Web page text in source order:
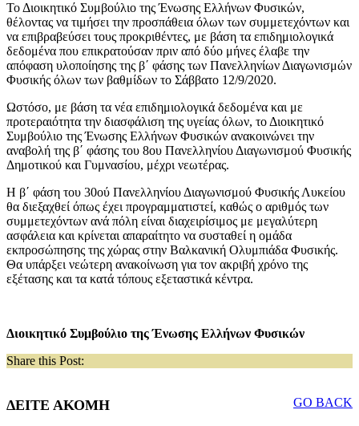
Το Διοικητικό Συμβούλιο της Ένωσης Ελλήνων Φυσικών,
θέλοντας να τιμήσει την προσπάθεια όλων των συμμετεχόντων και
να επιβραβεύσει τους προκριθέντες, με βάση τα επιδημιολογικά
δεδομένα που επικρατούσαν πριν από δύο μήνες έλαβε την
απόφαση υλοποίησης της β΄ φάσης των Πανελληνίων Διαγωνισμών
Φυσικής όλων των βαθμίδων το Σάββατο 12/9/2020.
Ωστόσο, με βάση τα νέα επιδημιολογικά δεδομένα και με
προτεραιότητα την διασφάλιση της υγείας όλων, το Διοικητικό
Συμβούλιο της Ένωσης Ελλήνων Φυσικών ανακοινώνει την
αναβολή της β΄ φάσης του 8ου Πανελληνίου Διαγωνισμού Φυσικής
Δημοτικού και Γυμνασίου, μέχρι νεωτέρας.
Η β΄ φάση του 30ού Πανελληνίου Διαγωνισμού Φυσικής Λυκείου
θα διεξαχθεί όπως έχει προγραμματιστεί, καθώς ο αριθμός των
συμμετεχόντων ανά πόλη είναι διαχειρίσιμος με μεγαλύτερη
ασφάλεια και κρίνεται απαραίτητο να συσταθεί η ομάδα
εκπροσώπησης της χώρας στην Βαλκανική Ολυμπιάδα Φυσικής.
Θα υπάρξει νεώτερη ανακοίνωση για τον ακριβή χρόνο της
εξέτασης και τα κατά τόπους εξεταστικά κέντρα.
Διοικητικό Συμβούλιο της Ένωσης Ελλήνων Φυσικών
Share this Post:
GO BACK
ΔΕΙΤΕ ΑΚΟΜΗ